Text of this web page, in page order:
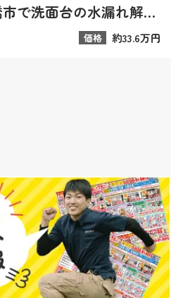
前橋市で洗面台の水漏れ解消！2F洗面所を床補修とタカラ製にリフォーム
価格 約33.6万円